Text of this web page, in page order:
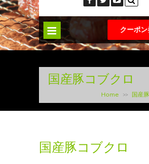
クーポ
国産豚コブクロ
Home >> 国産
国産豚コブクロ